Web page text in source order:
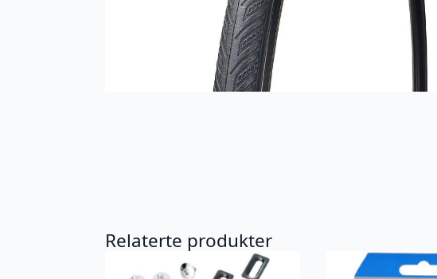
Relaterte produkter